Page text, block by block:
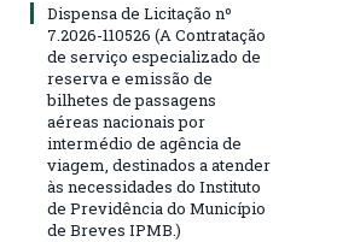
Dispensa de Licitação nº
7.2026-110526 (A Contratação
de serviço especializado de
reserva e emissão de
bilhetes de passagens
aéreas nacionais por
intermédio de agência de
viagem, destinados a atender
às necessidades do Instituto
de Previdência do Município
de Breves IPMB.)